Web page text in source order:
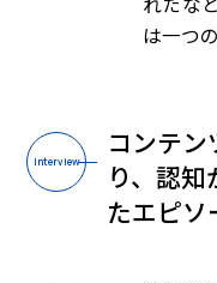
は一つ
Interview
コンテ
り、 認知
たエピソ